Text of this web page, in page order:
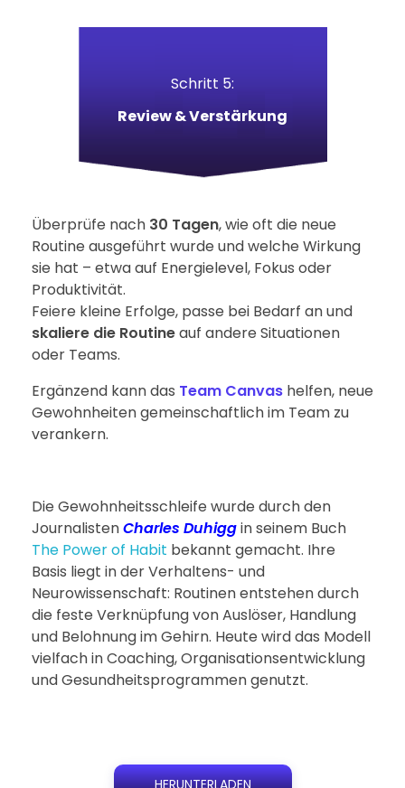
Schritt 5:
Review & Verstärkung
Überprüfe nach 30 Tagen, wie oft die neue
Routine ausgeführt wurde und welche Wirkung
sie hat – etwa auf Energielevel, Fokus oder
Produktivität.
Feiere kleine Erfolge, passe bei Bedarf an und
skaliere die Routineauf andere Situationen
oder Teams.
Ergänzend kann das Team Canvas helfen, neue
Gewohnheiten gemeinschaftlich im Team zu
verankern.
Die Gewohnheitsschleife wurde durch den
JournalistenCharles Duhiggin seinem Buch
The Power of Habit bekannt gemacht. Ihre
Basis liegt in der Verhaltens- und
Neurowissenschaft: Routinen entstehen durch
die feste Verknüpfung von Auslöser, Handlung
und Belohnung im Gehirn. Heute wird das Modell
vielfach in Coaching, Organisationsentwicklung
und Gesundheitsprogrammen genutzt.
HERUNTERLADEN